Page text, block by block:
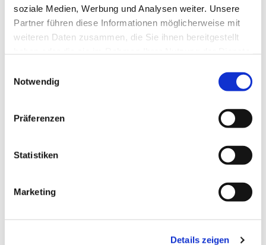
soziale Medien, Werbung und Analysen weiter. Unsere
Partner führen diese Informationen möglicherweise mit
weiteren Daten zusammen, die Sie ihnen bereitgestellt
Notwendig
Präferenzen
Statistiken
Marketing
Details zeigen